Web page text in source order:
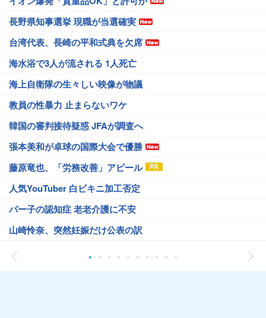
長野県知事選挙 現職が当選確実
台湾代表、長崎の平和式典を欠席
海水浴で3人が流される 1人死亡
海上自衛隊の生々しい映像が物議
教員の性暴力 止まらないワケ
韓国の審判接待疑惑 JFAが調査へ
張本美和が卓球の国際大会で優勝
藤原竜也、「労務改善」アピール
人気YouTuber 白ビキニ加工否定
パー子の認知症 老老介護に不安
山崎怜奈、突然妊娠だけ公表の訳